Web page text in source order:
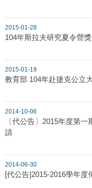
2015-01-28
104年斯拉夫研究夏令營
2015-01-19
教育部 104年赴捷克公立
2014-10-06
〔代公告〕2015年度第
請
2014-06-30
[代公告]2015-2016學年度